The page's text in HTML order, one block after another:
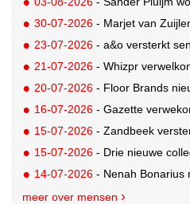
30-07-2026 - Marjet van Zuijlen benoemd tot
23-07-2026 - a&o versterkt senior
21-07-2026 - Whizpr verwelkomt Annick
20-07-2026 - Floor Brands nieuwe
16-07-2026 - Gazette verwekomt
15-07-2026 - Zandbeek versterkt het
15-07-2026 - Drie nieuwe
14-07-2026 - Nenah Bonarius neemt PR-
meer over mensen